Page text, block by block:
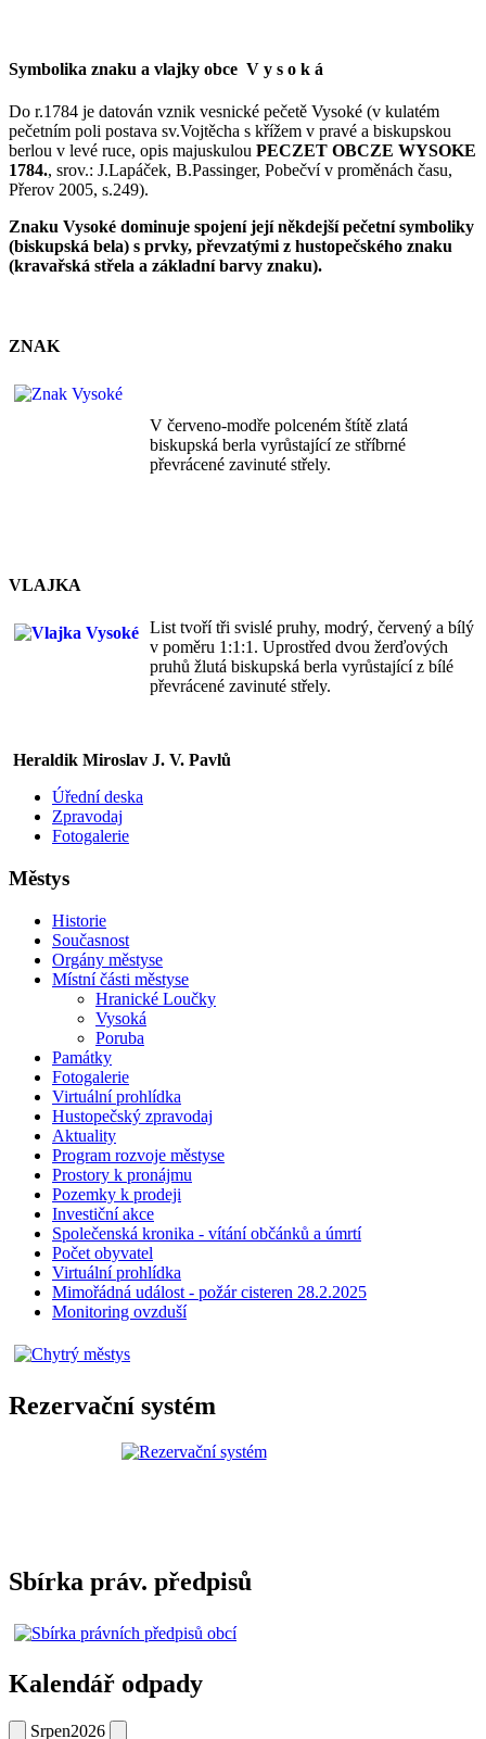
Symbolika znaku a vlajky obce V y s o k á
Do r.1784 je datován vznik vesnické pečetě Vysoké (v kulatém
pečetním poli postava sv.Vojtěcha s křížem v pravé a biskupskou
berlou v levé ruce, opis majuskulou PECZET OBCZE WYSOKE
1784., srov.: J.Lapáček, B.Passinger, Pobečví v proměnách času,
Přerov 2005, s.249).
Znaku Vysoké dominuje spojení její někdejší pečetní symboliky
(biskupská bela) s prvky, převzatými z hustopečského znaku
(kravařská střela a základní barvy znaku).
ZNAK
V červeno-modře polceném štítě zlatá
biskupská berla vyrůstající ze stříbrné
převrácené zavinuté střely.
VLAJKA
List tvoří tři svislé pruhy, modrý, červený a bílý
v poměru 1:1:1. Uprostřed dvou žerďových
pruhů žlutá biskupská berla vyrůstající z bílé
převrácené zavinuté střely.
Heraldik Miroslav J. V. Pavlů
Úřední deska
Zpravodaj
Fotogalerie
Městys
Historie
Současnost
Orgány městyse
Místní části městyse
Hranické Loučky
Vysoká
Poruba
Památky
Fotogalerie
Virtuální prohlídka
Hustopečský zpravodaj
Aktuality
Program rozvoje městyse
Prostory k pronájmu
Pozemky k prodeji
Investiční akce
Společenská kronika - vítání občánků a úmrtí
Počet obyvatel
Virtuální prohlídka
Mimořádná událost - požár cisteren 28.2.2025
Monitoring ovzduší
Rezervační systém
Sbírka práv. předpisů
Kalendář odpady
Srpen2026